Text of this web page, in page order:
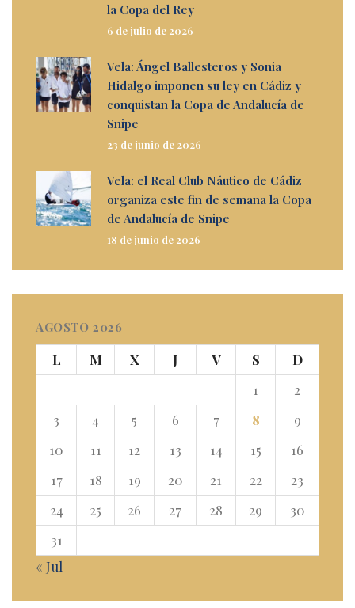
la Copa del Rey
6 de julio de 2026
Vela: Ángel Ballesteros y Sonia
Hidalgo imponen su ley en Cádiz y
conquistan la Copa de Andalucía de
Snipe
23 de junio de 2026
Vela: el Real Club Náutico de Cádiz
organiza este fin de semana la Copa
de Andalucía de Snipe
18 de junio de 2026
AGOSTO 2026
L M X J V S
D
1
2
3
4 5 6 7 8
9
10
11 12 13 14 15
16
17
18 19 20 21 22
23
24
25 26 27 28 29
30
31
« Jul